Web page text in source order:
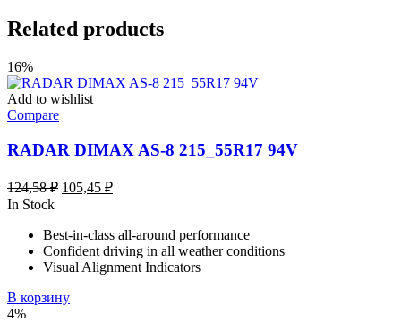
Related products
16%
Add to wishlist
Compare
RADAR DIMAX AS-8 215_55R17 94V
124,58₽ Первоначальная
124,58 ₽.
105,45 ₽Текущая
In Stock
Best-in-class all-around performance
Confident driving in all weather conditions
Visual Alignment Indicators
В корзину
4%